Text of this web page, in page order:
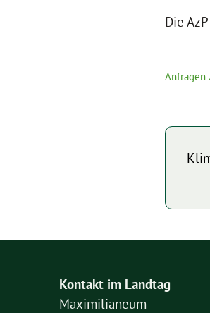
Die
Anfragen
Kontakt im Landtag
Maximilianeum